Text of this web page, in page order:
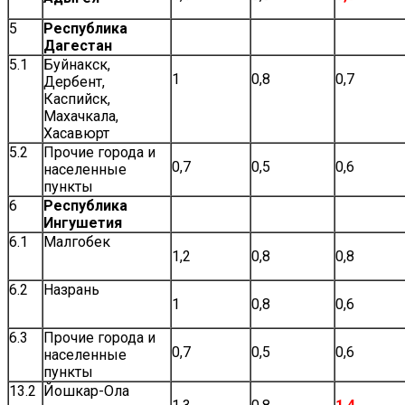
5
Республика
Дагестан
5.1
Буйнакск,
Дербент,
Каспийск,
Махачкала,
Хасавюрт
1 0,8 0,7
5.2
Прочие города и
населенные
пункты
0,7 0,5 0,6
6
Республика
Ингушетия
6.1
Малгобек
1,2
0,8
0,8
6.2
Назрань
1
0,8
0,6
6.3
Прочие города и
населенные
пункты
0,7 0,5 0,6
13.2 Йошкар-Ола